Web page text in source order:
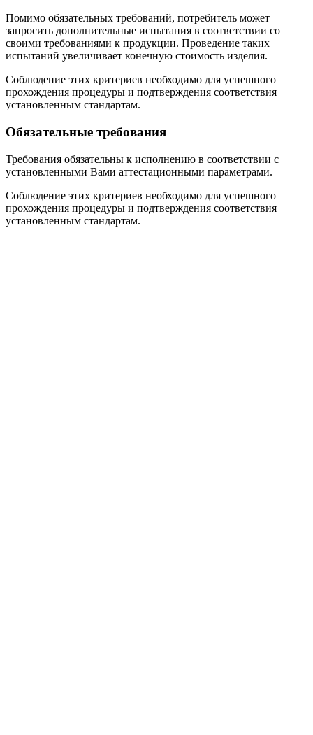
Помимо обязательных требований, потребитель может
запросить дополнительные испытания в соответствии со
своими требованиями к продукции. Проведение таких
испытаний увеличивает конечную стоимость изделия.
Соблюдение этих критериев необходимо для успешного
прохождения процедуры и подтверждения соответствия
установленным стандартам.
Обязательные требования
Требования обязательны к исполнению в соответствии с
установленными Вами аттестационными параметрами.
Соблюдение этих критериев необходимо для успешного
прохождения процедуры и подтверждения соответствия
установленным стандартам.